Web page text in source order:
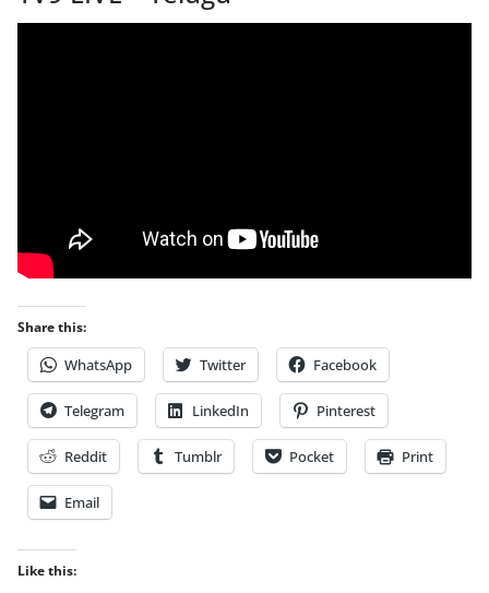
Share this:
WhatsApp Twitter Facebook
Telegram LinkedIn Pinterest
Reddit Tumblr Pocket Print
Email
Like this: